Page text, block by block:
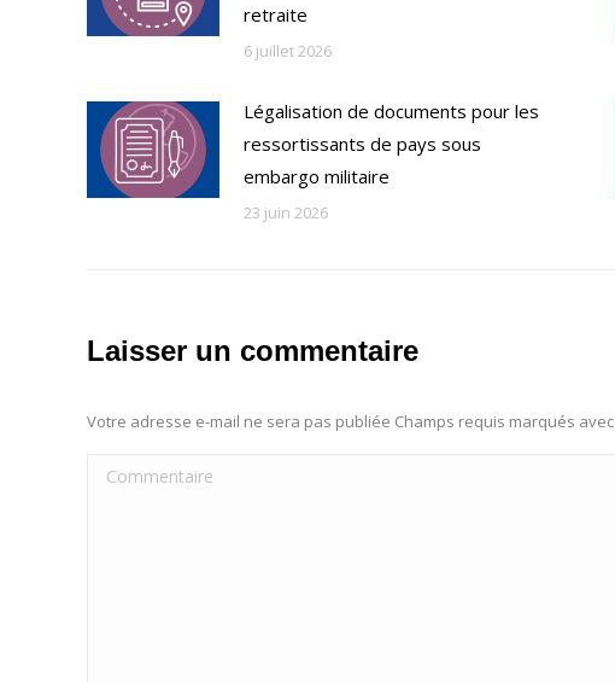
retraite
6 juillet 2026
Légalisation de documents pour les
ressortissants de pays sous
embargo militaire
23 juin 2026
Laisser un commentaire
Votre adresse e-mail ne sera pas publiée Champs requis marqués avec
Commentaire